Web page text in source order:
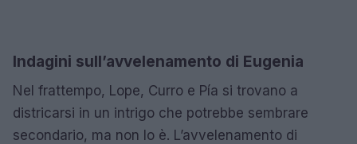
Indagini sull’avvelenamento di Eugenia
Nel frattempo, Lope, Curro e Pía si trovano a
districarsi in un intrigo che potrebbe sembrare
secondario, ma non lo è. L’avvelenamento di